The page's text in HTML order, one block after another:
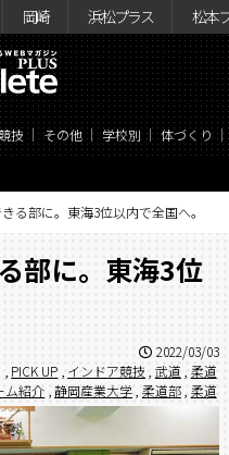
岡崎 浜松プラス 松本
技 その他 学校別 体づくり
る部に。東海3位以内で全国へ。
部に。東海3位
2022/03/03
PICK UP インドア競技 武道 柔道
ム紹介 ,静岡産業大学 柔道部 , 柔道